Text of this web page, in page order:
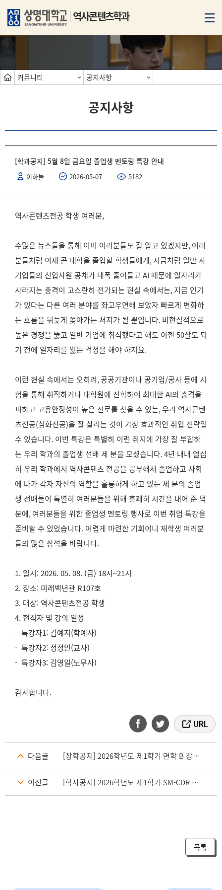
역사콘텐츠학과
커뮤니티 공지사항
공지사항
[학과공지] 5월 8일 금요일 졸업생 멘토링 특강 안내
이하늘 2026-05-07 5182
역사콘텐츠전공 학생 여러분,
수많은 뉴스들을 통해 이미 여러분들도 잘 알고 있겠지만,여러
분들처럼 이제 곧 대학을 졸업할 학생들에게,지금처럼 일반 사
기업들의 신입사원 공채가 대폭 줄어들고 AI 때문에 일자리가
사라지는 충격이 고스란히 전가되는 현실 속에서는,지금 인기
가 있다는 다른 여러 분야를 좌고우면해 보았자 빠르게 변화하
는 흐름을 뒤늦게 쫒아가는 처지가 될 뿐입니다. 비현실적으로
높은 경쟁을 뚫고 일반 기업에 취직했다고 해도 이젠 50살도 되
기 전에 일자리를 잃는 걱정을 해야 하지요.
이런 현실 속에서는 오히려,공공기관이나 공기업/공사 등에 시
험을 통해 취직하거나 대학원에 진학하여 최대한AI의 충격을
피하고 고용안정성이 높은 진로를 찾을 수 있는,우리 역사콘텐
츠전공(심화전공)을 잘 살리는 것이 가장 효과적인 취업 전략일
수 있습니다. 이번 특강은 특별히 이런 취지에 가장 잘 부합하
는 우리 학과의 졸업생 선배 세 분을 모셨습니다. 4년 내내 열심
히 우리 학과에서 역사콘텐츠 전공을 공부해서 졸업하고 사회
에 나가 각자 자신의 역할을 훌륭하게 하고 있는 세 분의 졸업
생 선배들이 특별히 여러분들을 위해 흔쾌히 시간을 내어 준 덕
분에,여러분들을 위한 졸업생 멘토링 행사로 이번 취업 특강을
준비할 수 있었습니다. 어렵게 마련한 기회이니 재학생 여러분
들의 많은 참석을 바랍니다.
1. 일시: 2026. 05. 08. (금) 18시~21시
2. 장소: 미래백년관 R107호
3. 대상: 역사콘텐츠전공 학생
4. 현직자 및 강의 일정
- 특강자1: 김예지(학예사)
- 특강자2: 정정인(교사)
- 특강자3: 김영일(노무사)
감사합니다.
다음글 [장학공지] 2026학년도 제1학기 면학 B 장학금(2차) 신청 안내
이전글 [학사공지] 2026학년도 제1학기 SM-CDR 나비오름 신청 및 변경 안내
목록